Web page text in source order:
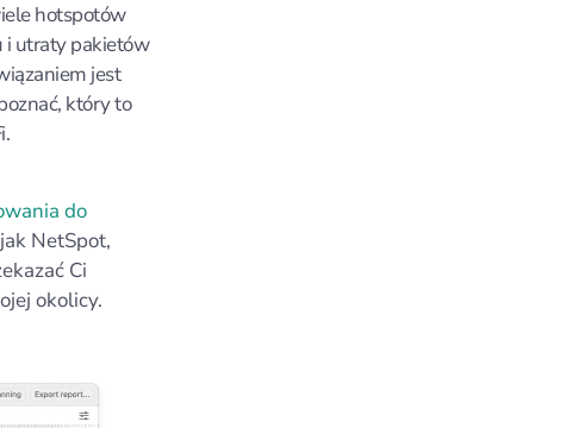
hotspotów
i utraty pakietów
jest
który to
do
NetSpot,
Ci
okolicy.